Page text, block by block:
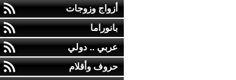
أزواج وزوجات
بانوراما
عربي .. دولي
حروف وأقلام